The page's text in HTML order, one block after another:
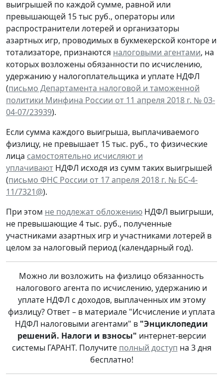
выигрышей по каждой сумме, равной или
превышающей 15 тыс руб., операторы или
распространители лотерей и организаторы
азартных игр, проводимых в букмекерской конторе и
тотализаторе, признаются налоговыми агентами, на
которых возложены обязанности по исчислению,
удержанию у налогоплательщика и уплате НДФЛ
(письмо Департамента налоговой и таможенной
политики Минфина России от 11 апреля 2018 г. № 03-
04-07/23939).
Если сумма каждого выигрыша, выплачиваемого
физлицу, не превышает 15 тыс. руб., то физические
лица самостоятельно исчисляют и
уплачивают НДФЛ исходя из сумм таких выигрышей
(письмо ФНС России от 17 апреля 2018 г. № БС-4-
11/7321@).
При этом не подлежат обложению НДФЛ выигрыши,
не превышающие 4 тыс. руб., полученные
участниками азартных игр и участниками лотерей в
целом за налоговый период (календарный год).
Можно ли возложить на физлицо обязанность
налогового агента по исчислению, удержанию и
уплате НДФЛ с доходов, выплаченных им этому
физлицу? Ответ – в материале "Исчисление и уплата
НДФЛ налоговыми агентами" в "Энциклопедии
решений. Налоги и взносы" интернет-версии
системы ГАРАНТ. Получите полный доступ на 3 дня
бесплатно!